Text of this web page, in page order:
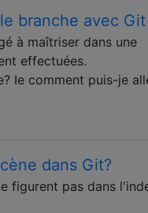
branche avec Git
à maîtriser dans une
effectuées.
Ie comment puis-je
dans Git?
figurent pas dans